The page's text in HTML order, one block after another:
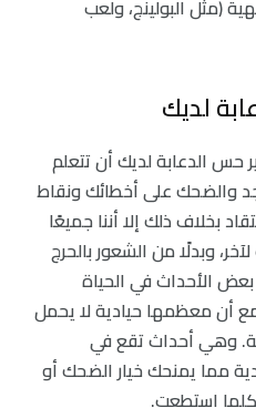
(مثل البولينج، ولعب
لديك
حس الدعابة لديك أن تتعلم
والضحك على أخطائك ونقاط
بخلاف ذلك إلا أننا جميعًا
وبدلًا من الشعور بالحرج
الأحداث في الحياة
أن معظمها حيادية لا يحمل
وهي أحداث تقع في
مما يمنحك خيار الضحك أو
استطعت.